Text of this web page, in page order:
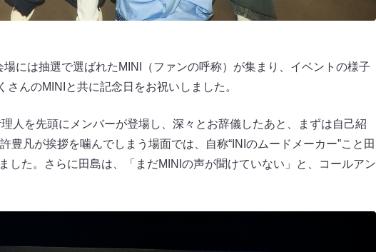
には抽選で選ばれたMINI（ファンの呼称）が集まり、イベントの様子
んのMINIと共に記念日をお祝いしました。
人を先頭にメンバーが登場し、深々とお辞儀したあと、まずは自己紹
豊凡が挨拶を噛んでしまう場面では、自称“INIのムードメーカー”こと田
した。さらに田島は、「まだMINIの声が聞けていない」と、コールアン